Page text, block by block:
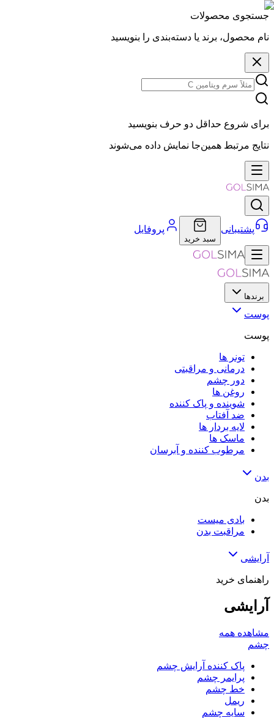
جستجوی محصولات
نام محصول، برند یا دسته‌بندی را بنویسید
برای شروع حداقل دو حرف بنویسید
نتایج مرتبط همین‌جا نمایش داده می‌شوند
پشتیبانی
سبد خرید
پروفایل
برندها
پوست
پوست
تونر ها
درمانی و مراقبتی
دور چشم
روغن ها
شوینده و پاک کننده
ضد آفتاب
لایه‌ بردار ها
ماسک ها
مرطوب کننده و آبرسان
بدن
بدن
بادی میست
مراقبت بدن
آرایشی
راهنمای خرید
آرایشی
مشاهده همه
چشم
پاک کننده آرایش چشم
پرایمر چشم
خط چشم
ریمل
سایه چشم